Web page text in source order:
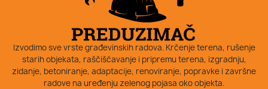
Izvodimo sve vrste građevinskih radova. Krčenje terena, rušenje
starih objekata, raščišćavanje i pripremu terena, izgradnju,
zidanje, betoniranje, adaptacije, renoviranje, popravke i završne
radove na uređenju zelenog pojasa oko objekta.